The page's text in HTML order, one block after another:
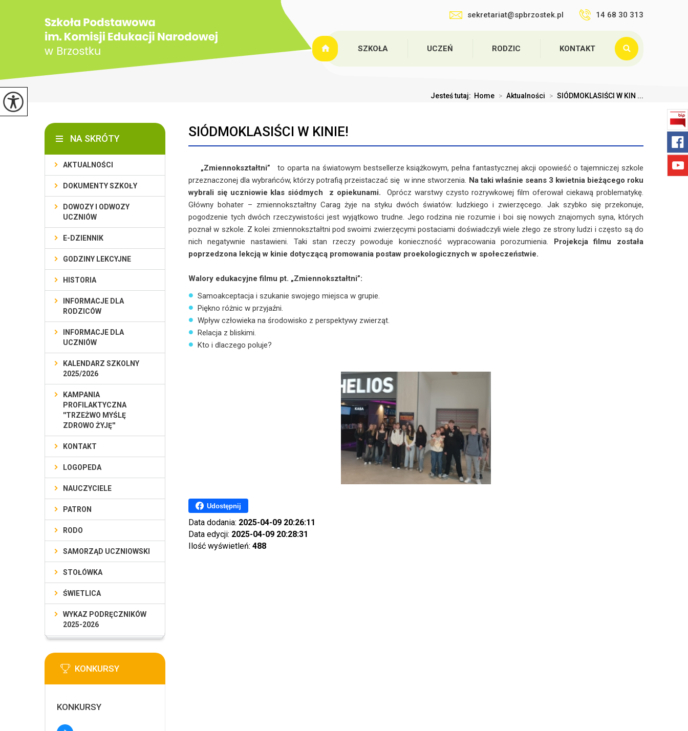
sekretariat@spbrzostek.pl 14 68 30 313
SZKOŁA UCZEŃ RODZIC KONTAKT
Jesteś tutaj: Home > Aktualności > SIÓDMOKLASIŚCI W KIN ...
SIÓDMOKLASIŚCI W KINIE!
„Zmiennokształtni” to oparta na światowym bestsellerze książkowym, pełna fantastycznej akcji opowieść o tajemniczej szkole
przeznaczonej dla wybrańców, którzy potrafią przeistaczać się w inne stworzenia. Na taki właśnie seans 3 kwietnia bieżącego roku
wybrali się uczniowie klas siódmych z opiekunami. Oprócz warstwy czysto rozrywkowej film oferował ciekawą problematykę.
Główny bohater – zmiennokształtny Carag żyje na styku dwóch światów: ludzkiego i zwierzęcego. Jak szybko się przekonuje,
pogodzenie tych dwóch rzeczywistości jest wyjątkowo trudne. Jego rodzina nie rozumie i boi się nowych znajomych syna, których
poznał w szkole. Z kolei zmiennokształtni pod swoimi zwierzęcymi postaciami doświadczyli wiele złego ze strony ludzi i często są do
nich negatywnie nastawieni. Taki stan rzeczy powoduje konieczność wypracowania porozumienia. Projekcja filmu została
poprzedzona lekcją w kinie dotyczącą promowania postaw proekologicznych w społeczeństwie.
Walory edukacyjne filmu pt. „Zmiennokształtni”:
Samoakceptacja i szukanie swojego miejsca w grupie.
Piękno różnic w przyjaźni.
Wpływ człowieka na środowisko z perspektywy zwierząt.
Relacja z bliskimi.
Kto i dlaczego poluje?
Udostępnij
Data dodania: 2025-04-09 20:26:11
Data edycji: 2025-04-09 20:28:31
Ilość wyświetleń: 488
NA SKRÓTY
AKTUALNOŚCI
DOKUMENTY SZKOŁY
DOWOZY I ODWOZY
UCZNIÓW
E-DZIENNIK
GODZINY LEKCYJNE
HISTORIA
INFORMACJE DLA
RODZICÓW
INFORMACJE DLA
UCZNIÓW
KALENDARZ SZKOLNY
2025/2026
KAMPANIA
PROFILAKTYCZNA
''TRZEŻWO MYŚLĘ
ZDROWO ŻYJĘ''
KONTAKT
LOGOPEDA
NAUCZYCIELE
PATRON
RODO
SAMORZĄD UCZNIOWSKI
STOŁÓWKA
ŚWIETLICA
WYKAZ PODRĘCZNIKÓW
2025-2026
KONKURSY
KONKURSY